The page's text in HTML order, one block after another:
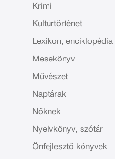
Krimi
Kultúrtörténet
Lexikon, enciklopédia
Mesekönyv
Művészet
Naptárak
Nőknek
Nyelvkönyv, szótár
Önfejlesztő könyvek